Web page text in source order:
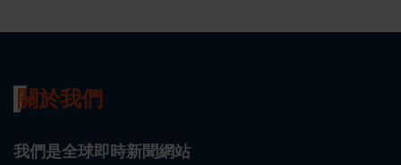
關於我們
我們是全球即時新聞網站